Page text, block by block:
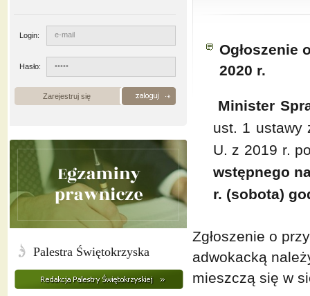
Ogłoszenie
2020 r.
Minister
ust. 1 ustawy
U. z 2019 r.
wstępnego
r. (sobota)
Zgłoszenie o
adwokacką
mieszczą się w
Login:
Hasło:
Zarejestruj się
Palestra Świętokrzyska